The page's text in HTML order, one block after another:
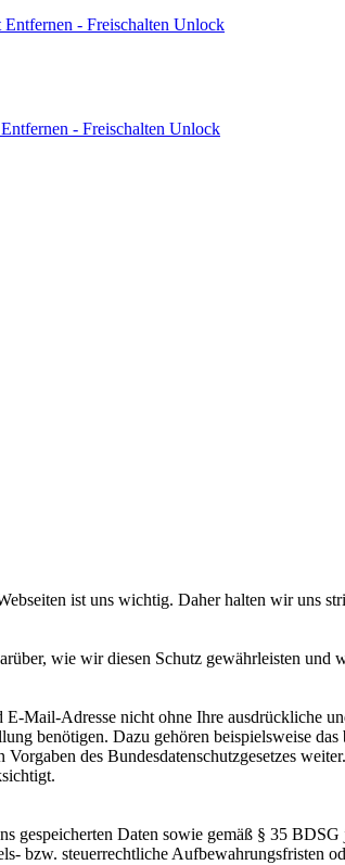
ist uns wichtig. Daher halten wir uns
wie wir diesen Schutz gewährleisten und
Mail-Adresse nicht ohne Ihre
benötigen. Dazu gehören beispielsweise
des Bundesdatenschutzgesetzes
gespeicherten Daten sowie gemäß § 35
bzw. steuerrechtliche Aufbewahrungsfristen